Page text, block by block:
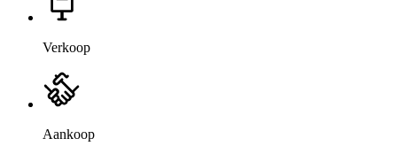
Verkoop
Aankoop